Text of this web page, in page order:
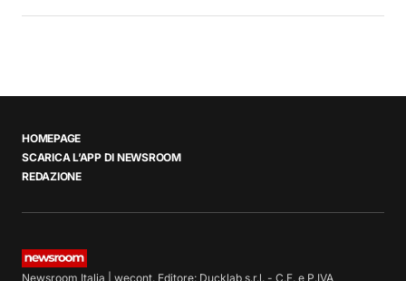
HOMEPAGE
SCARICA L’APP DI NEWSROOM
REDAZIONE
Newsroom Italia | wecont. Editore: Ducklab s.r.l. - C.F. e P.IVA